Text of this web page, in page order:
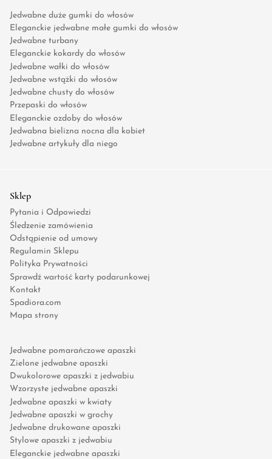
Jedwabne duże gumki do włosów
Eleganckie jedwabne małe gumki do włosów
Jedwabne turbany
Eleganckie kokardy do włosów
Jedwabne wałki do włosów
Jedwabne wstążki do włosów
Jedwabne chusty do włosów
Przepaski do włosów
Eleganckie ozdoby do włosów
Jedwabna bielizna nocna dla kobiet
Jedwabne artykuły dla niego
Sklep
Pytania i Odpowiedzi
Śledzenie zamówienia
Odstąpienie od umowy
Regulamin Sklepu
Polityka Prywatności
Sprawdź wartość karty podarunkowej
Kontakt
Spadiora.com
Mapa strony
Jedwabne pomarańczowe apaszki
Zielone jedwabne apaszki
Dwukolorowe apaszki z jedwabiu
Wzorzyste jedwabne apaszki
Jedwabne apaszki w kwiaty
Jedwabne apaszki w grochy
Jedwabne drukowane apaszki
Stylowe apaszki z jedwabiu
Eleganckie jedwabne apaszki